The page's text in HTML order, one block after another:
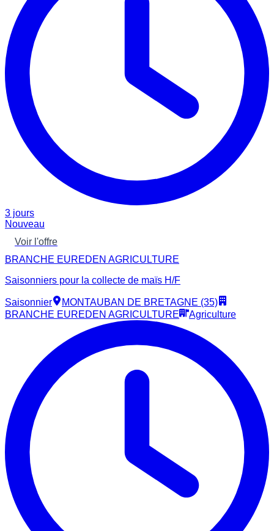
3 jours
Nouveau
Voir l'offre
BRANCHE EUREDEN AGRICULTURE
Saisonniers pour la collecte de maïs H/F
Saisonnier
MONTAUBAN DE BRETAGNE (35)
BRANCHE EUREDEN AGRICULTURE
Agriculture